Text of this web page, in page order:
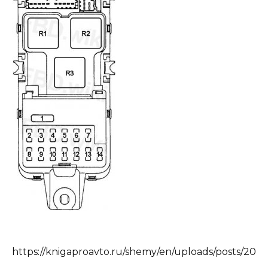
https://knigaproavto.ru/shemy/en/uploads/posts/20